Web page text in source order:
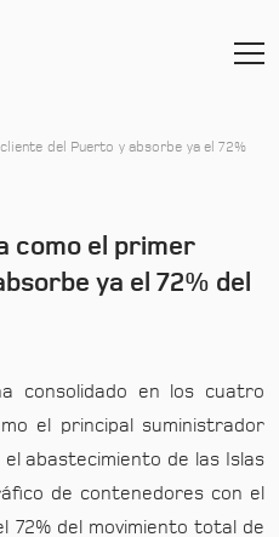
del Puerto y absorbe ya el 72%
-
como el primer
ya el 72% del
consolidado en los cuatro
el principal suministrador
abastecimiento de las Islas
de contenedores con el
72% del movimiento total de